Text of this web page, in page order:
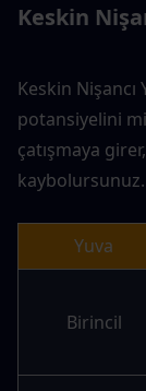
Keskin
Keskin Nişancı
potansiyelini
çatışmaya
kaybolursunuz.
Yuva
Birincil